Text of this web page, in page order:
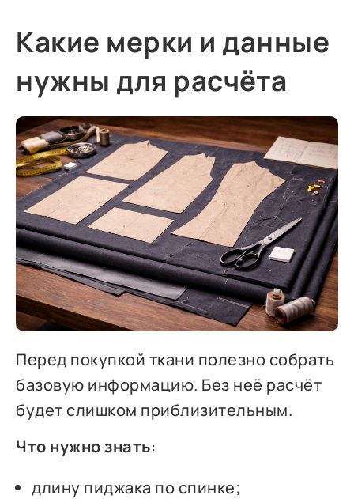
Какие мерки и данные
нужны для расчёта
Перед покупкой ткани полезно собрать
базовую информацию. Без неё расчёт
будет слишком приблизительным.
Что нужно знать:
длину пиджака по спинке;